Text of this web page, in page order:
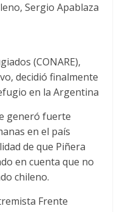
Sergio Apablaza
(CONARE),
decidió finalmente
en la Argentina
generó fuerte
en el país
de que Piñera
en cuenta que no
chileno.
Frente